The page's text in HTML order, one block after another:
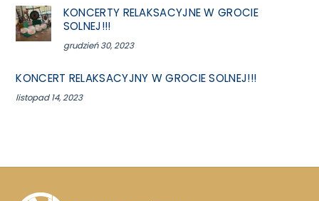
KONCERTY RELAKSACYJNE W GROCIE
SOLNEJ!!!
grudzień 30, 2023
KONCERT RELAKSACYJNY W GROCIE SOLNEJ!!!
listopad 14, 2023